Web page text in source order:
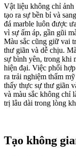
Vật liệu không chỉ ảnh
tạo ra sự bền bỉ và
đá marble luôn được
vì sự ấm áp, gần gũi
Màu sắc cũng giữ vai
thư giãn và dễ chịu.
sự bình yên, trong khi
hiện đại. Việc phối
ra trải nghiệm thẩm
thấy thực sự thư giãn
và màu sắc không chỉ
trị lâu dài trong lòng
Tạo không